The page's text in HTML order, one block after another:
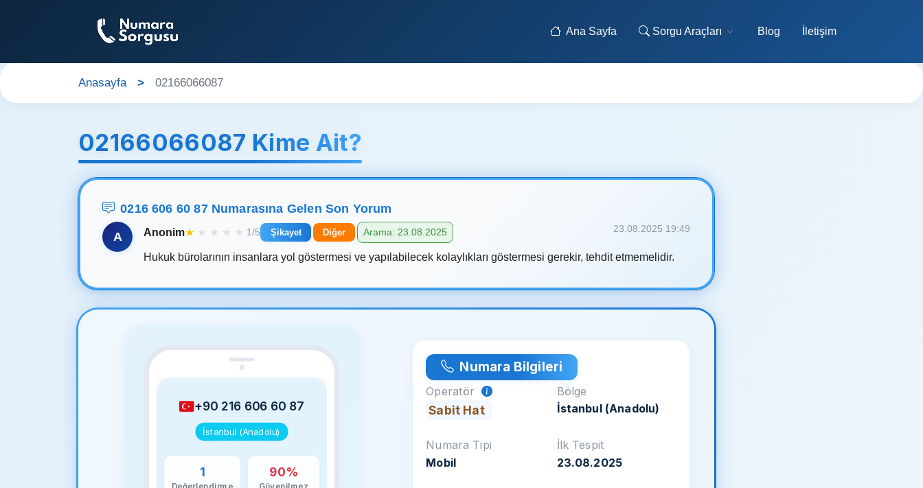
Ana Sayfa Sorgu Araçları Blog İletişim
Anasayfa 02166066087
02166066087 Kime Ait?
0216 606 60 87 Numarasına Gelen Son Yorum
A Anonim★ ★ ★ ★ ★ 1/5 Şikayet Diğer Arama: 23.08.2025 23.08.2025 19:49
Hukuk bürolarının insanlara yol göstermesi ve yapılabilecek kolaylıkları göstermesi gerekir, tehdit etmemelidir.
+90 216 606 60 87
İstanbul (Anadolu)
1 90%
Numara Bilgileri
Operatör
Sabit Hat
Bölge
İstanbul (Anadolu)
Numara Tipi
Mobil
İlk Tespit
23.08.2025